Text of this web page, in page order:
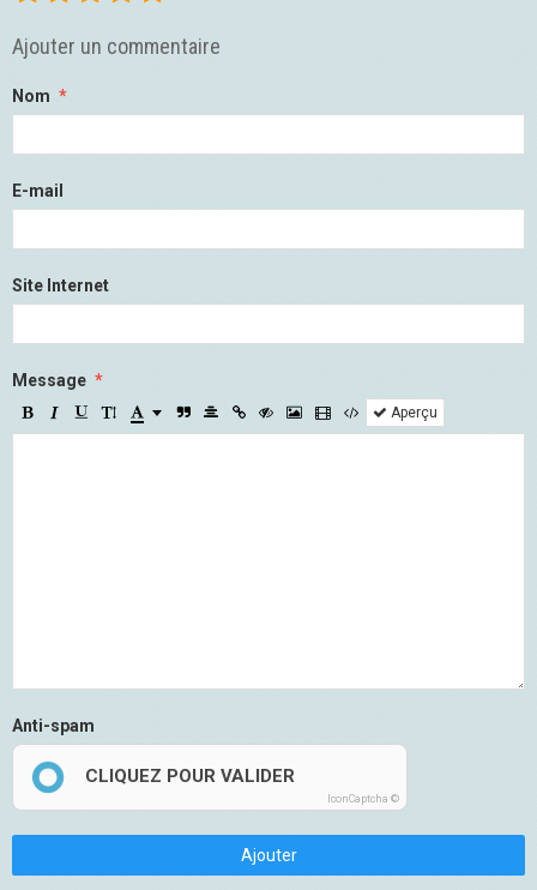
Ajouter un commentaire
Nom
E-mail
Site Internet
Message
Aperçu
Anti-spam
CLIQUEZ POUR VALIDER
IconCaptcha ©
Ajouter